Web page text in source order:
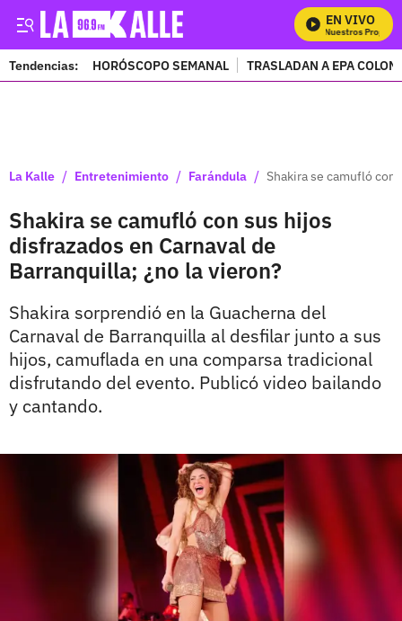
EN VIVO
Mira Todos Nuestros Programas
Tendencias: HORÓSCOPO SEMANAL TRASLADAN A EPA
La Kalle / Entretenimiento / Farándula / Shakira se camufló con
Shakira se camufló con sus hijos
disfrazados en Carnaval de
Barranquilla; ¿no la vieron?
Shakira sorprendió en la Guacherna del
Carnaval de Barranquilla al desfilar junto a sus
hijos, camuflada en una comparsa tradicional
disfrutando del evento. Publicó video bailando
y cantando.